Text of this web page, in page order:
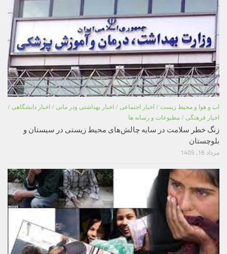
اب و هوا و محیط زیست / اخبار اجتماعی / اخبار بهداشتی ودر مانی / اخبار دانشگاهی /
اخبار فرهنگی / مطبوعات و رسانه ها
زنگ خطر سلامت در سایه چالش‌های محیط زیستی در سیستان و
بلوچستان
مرداد 16, 1405